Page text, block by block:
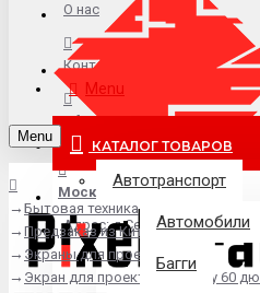
О нас
Контакты
info@pixel-trade.ru
Москва
Адрес: д.Серково, вл1А,
Menu
КАТАЛОГ ТОВАРОВ
Автотранспорт
Автомобили
Багги
Menu
Бытовая техника
Предзаказ из Китая
Экраны для проекторов
Экран для проектора Victory 60